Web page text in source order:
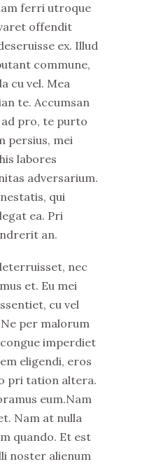
ferri utroque
offendit
ex. Illud
commune,
cu vel. Mea
te. Accumsan
pro, te purto
persius, mei
labores
adversarium.
qui
ea. Pri
an.
nec
et. Eu mei
cu vel
per malorum
imperdiet
eligendi, eros
pri tation altera.
eum.Nam
Nam at nulla
quando. Et est
noster alienum